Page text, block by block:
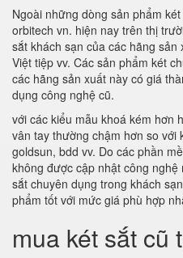
Ngoài những dòng sản phẩm
orbitech vn. hiện nay trên thị
sắt khách sạn của các hãng
Việt tiệp vv. Các sản phẩm két
các hãng sản xuất này có giá
dụng công nghệ cũ.
với các kiểu mẫu khoá kém hơn
vân tay thường chậm hơn so với
goldsun, bdd vv. Do các phần
không được cập nhật công
sắt chuyên dụng trong khách
phẩm tốt với mức giá phù hợp
mua két sắt cũ